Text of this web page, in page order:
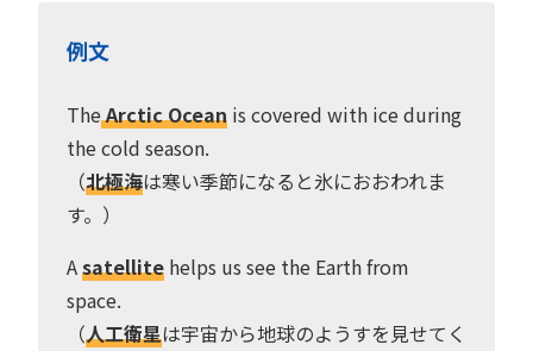
例文
TheArctic Ocean is covered with ice during
the cold season.
（北極海は寒い季節になると氷におおわれま
す。）
Asatellite helps us see the Earth from
space.
（人工衛星は宇宙から地球のようすを見せてく